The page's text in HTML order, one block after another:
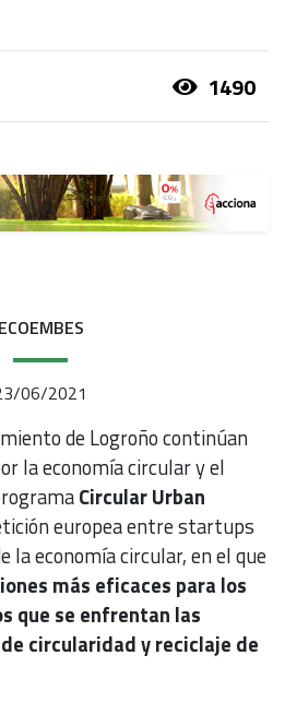
1490
ECOEMBES
06/2021
de Logroño continúan
la economía circular y el
Circular Urban
europea entre startups
la economía circular, en el que
más eficaces para los
que se enfrentan las
circularidad y reciclaje de